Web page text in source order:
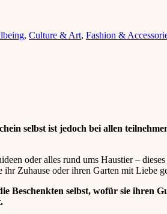
, Culture & Art, Fashion &
selbst ist jedoch bei allen
oder alles rund ums Haustier –
Zuhause oder ihren Garten mit Liebe
selbst, wofür sie ihren